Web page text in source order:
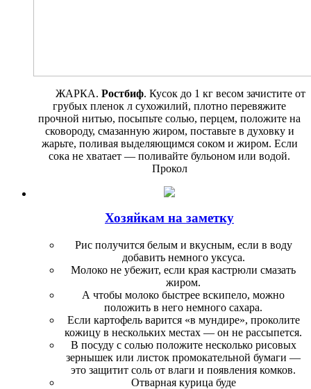
ЖАРКА. Ростбиф. Кусок до 1 кг весом зачистите от
грубых пленок л сухожилий, плотно перевяжите
прочной нитью, посыпьте солью, перцем, положите на
сковороду, смазанную жиром, поставьте в ду­ховку и
жарьте, поливая выделяю­щимся соком и жиром. Если
сока не хватает — поливайте бульоном или водой.
Прокол
Хозяйкам на заметку
Рис получится белым и вкусным, если в воду
добавить немного уксуса.
Молоко не убежит, если края кастрюли смазать
жиром.
А чтобы молоко быстрее вскипело, можно
положить в него немного сахара.
Если картофель варится «в мундире», проколите
кожицу в нескольких местах — он не рас­сыпется.
В посуду с солью положите несколько рисовых
зернышек или листок промокательной бу­маги —
это защитит соль от влаги и появления комков.
Отварная курица буде